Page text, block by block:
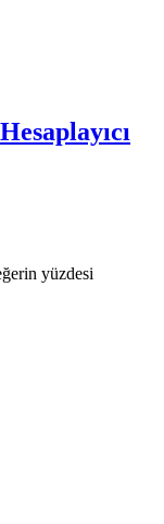
Hesaplayıcı
yüzdesi